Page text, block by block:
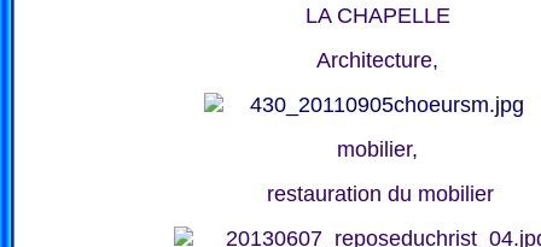
LA CHAPELLE
Architecture,
mobilier,
restauration du mobilier